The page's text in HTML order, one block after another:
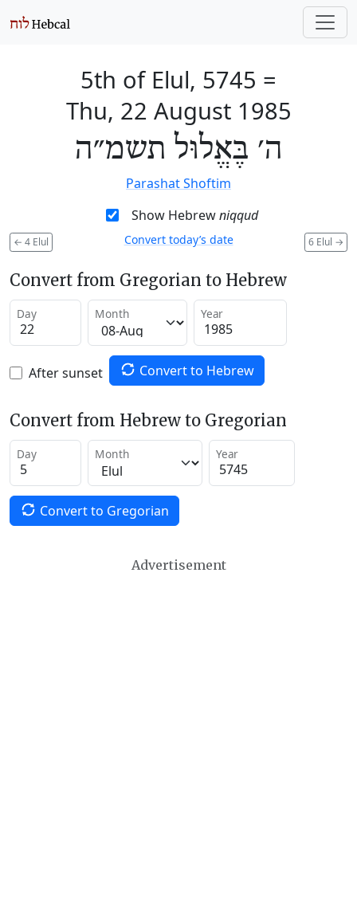
5th of Elul, 5745 =
Thu, 22 August 1985
ה׳ בֶּאֱלוּל תשמ״ה
Parashat Shoftim
Show Hebrewniqqud
← 4 Elul 6 Elul →
Convert today’s date
Convert from Gregorian to Hebrew
Day Month Year
After sunset Convert to Hebrew
Convert from Hebrew to Gregorian
Day Month Year
Convert to Gregorian
Advertisement